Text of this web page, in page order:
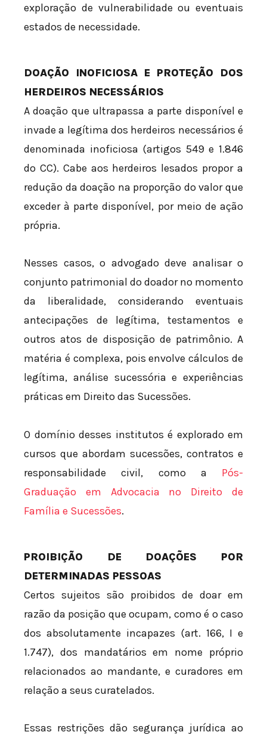
exploração de vulnerabilidade ou eventuais
estados de necessidade.
DOAÇÃO INOFICIOSA E PROTEÇÃO DOS
HERDEIROS NECESSÁRIOS
A doação que ultrapassa a parte disponível e
invade a legítima dos herdeiros necessários é
denominada inoficiosa (artigos 549 e 1.846
do CC). Cabe aos herdeiros lesados propor a
redução da doação na proporção do valor que
exceder à parte disponível, por meio de ação
própria.
Nesses casos, o advogado deve analisar o
conjunto patrimonial do doador no momento
da liberalidade, considerando eventuais
antecipações de legítima, testamentos e
outros atos de disposição de patrimônio. A
matéria é complexa, pois envolve cálculos de
legítima, análise sucessória e experiências
práticas em Direito das Sucessões.
O domínio desses institutos é explorado em
cursos que abordam sucessões, contratos e
responsabilidade civil, como a Pós-
Graduação em Advocacia no Direito de
Família e Sucessões.
PROIBIÇÃO DE DOAÇÕES POR
DETERMINADAS PESSOAS
Certos sujeitos são proibidos de doar em
razão da posição que ocupam, como é o caso
dos absolutamente incapazes (art. 166, I e
1.747), dos mandatários em nome próprio
relacionados ao mandante, e curadores em
relação a seus curatelados.
Essas restrições dão segurança jurídica ao